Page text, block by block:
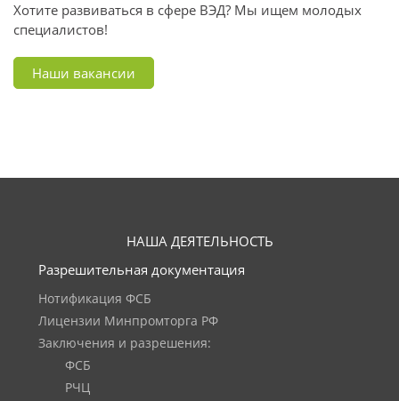
Хотите развиваться в сфере ВЭД? Мы ищем молодых
специалистов!
Наши вакансии
НАША ДЕЯТЕЛЬНОСТЬ
Разрешительная документация
Нотификация ФСБ
Лицензии Минпромторга РФ
Заключения и разрешения:
ФСБ
РЧЦ